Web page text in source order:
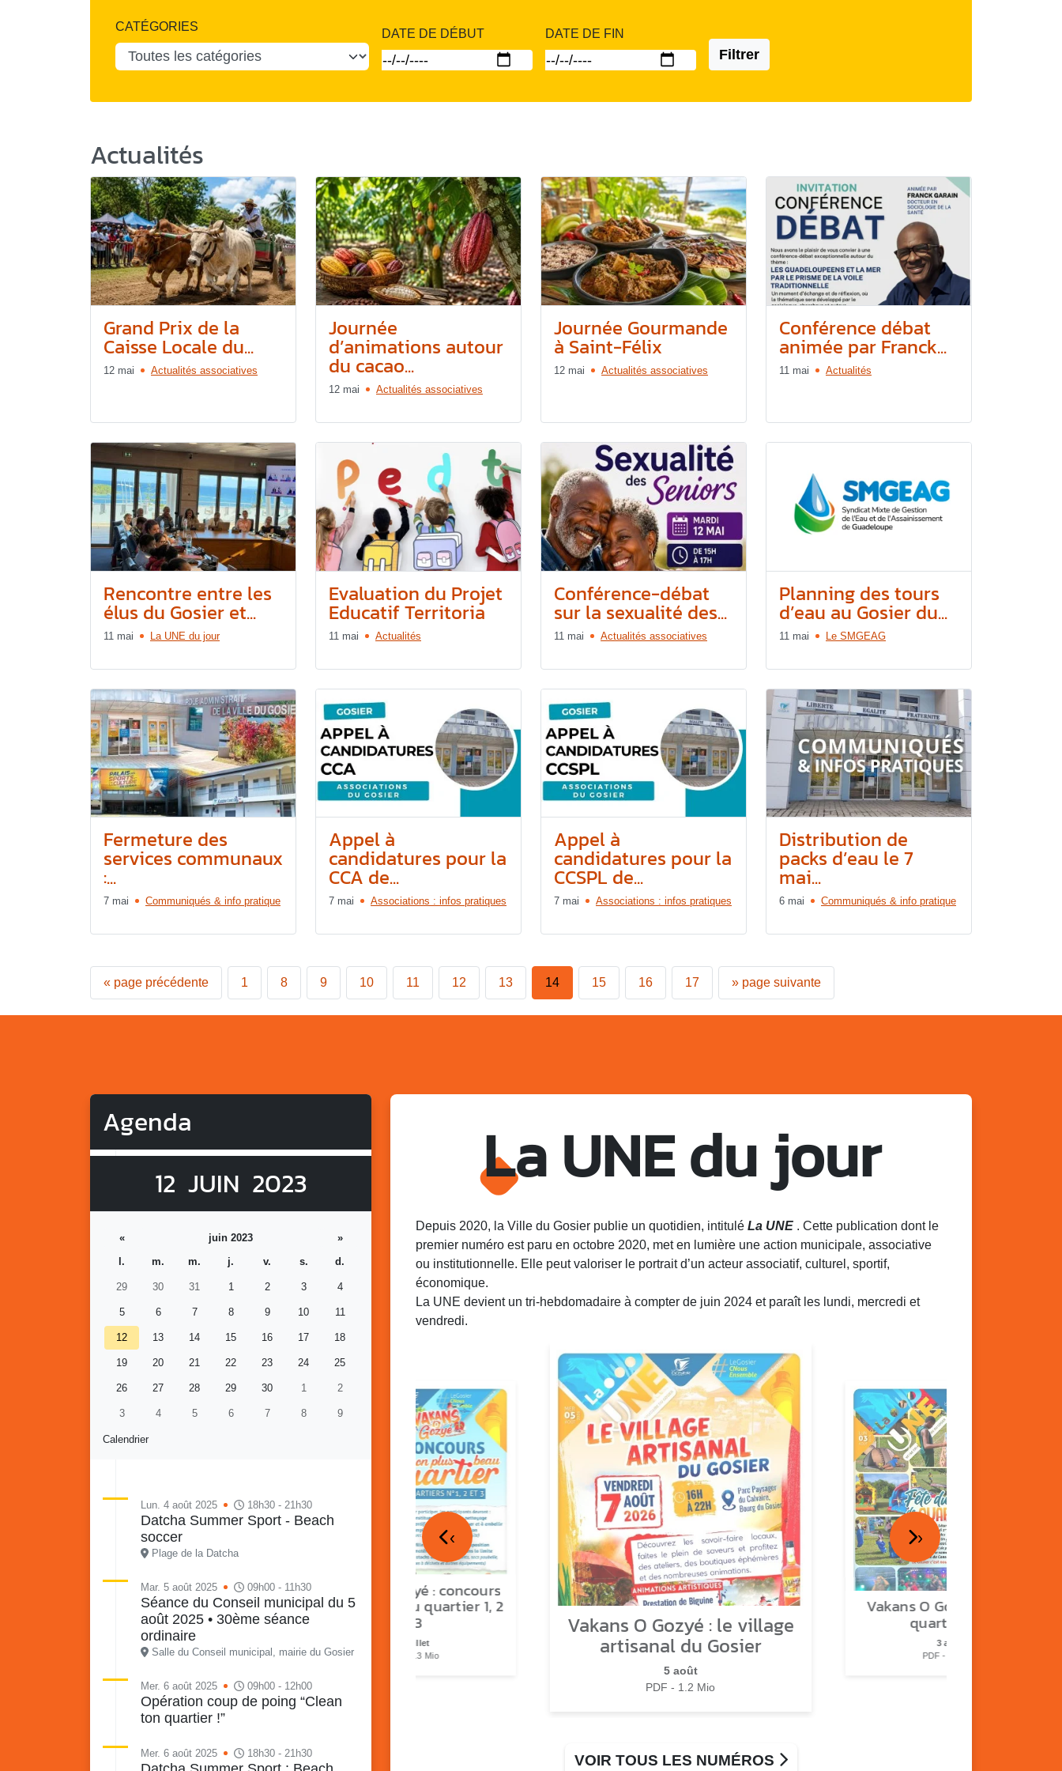
CATÉGORIES
DATE DE DÉBUT DATE DE FIN
Filtrer
Actualités
Grand Prix de la
Caisse Locale du...
12 mai Actualités associatives
Journée
d’animations autour
du cacao...
12 mai Actualités associatives
Journée Gourmande
à Saint-Félix
12 mai Actualités associatives
Conférence débat
animée par Franck...
11 mai Actualités
Rencontre entre les
élus du Gosier et...
11 mai La UNE du jour
Evaluation du Projet
Educatif Territoria
11 mai Actualités
Conférence-débat
sur la sexualité des...
11 mai Actualités associatives
Planning des tours
d’eau au Gosier du...
11 mai Le SMGEAG
Fermeture des
services communaux
:...
7 mai Communiqués & info pratique
Appel à
candidatures pour la
CCA de...
7 mai Associations : infos pratiques
Appel à
candidatures pour la
CCSPL de...
7 mai Associations : infos pratiques
Distribution de
packs d’eau le 7
mai...
6 mai Communiqués & info pratique
« page précédente 1 8 9 10 11 12 13 14 15 16 17 » page suivante
Agenda
12 JUIN 2023
Calendrier
« juin 2023
»
l.
m. m. j. v. s. d.
29 30 31 1 2 3 4
5 6 7 8 9 10 11
12 13 14 15 16 17 18
19 20 21 22 23 24 25
26 27 28 29 30 1 2
3 4 5 6 7 8 9
Lun. 4 août 2025 18h30 - 21h30
Datcha Summer Sport - Beach
soccer
Plage de la Datcha
Mar. 5 août 2025 09h00 - 11h30
Séance du Conseil municipal du 5
août 2025 • 30ème séance
ordinaire
Salle du Conseil municipal, mairie du Gosier
Mer. 6 août 2025 09h00 - 12h00
Opération coup de poing “Clean
ton quartier !”
Mer. 6 août 2025 18h30 - 21h30
La UNE du jour
Depuis 2020, la Ville du Gosier publie un quotidien, intitulé La UNE . Cette publication dont le
premier numéro est paru en octobre 2020, met en lumière une action municipale, associative
ou institutionnelle. Elle peut valoriser le portrait d’un acteur associatif, culturel, sportif,
économique.
La UNE devient un tri-hebdomadaire à compter de juin 2024 et paraît les lundi, mercredi et
vendredi.
Retour en images sur
Vakans O Gozyé animations
en livre, fête du conseil de
quartier n°3, Gosier beach
summer volley
23 juillet
PDF - 5.1 Mio
Vakans o Gozyé : concours
mon plus beau quartier 1, 2
& 3
17 juillet
PDF - 1.3 Mio
Vakans O Gozyé : le village
artisanal du Gosier
5 août
PDF - 1.2 Mio
Vakans O Gozyé : fête de
quartier n°2
3 août
PDF - 2.3 Mio
‹ ›
VOIR TOUS LES NUMÉROS